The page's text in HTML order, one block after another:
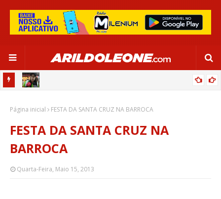
ESPORTE (TV BAHIA - REDE GLOBO 03/06/2024)
Página inicial FESTA DA SANTA CRUZ NA BARROCA
FESTA DA SANTA CRUZ NA
BARROCA
Quarta-Feira, Maio 15, 2013